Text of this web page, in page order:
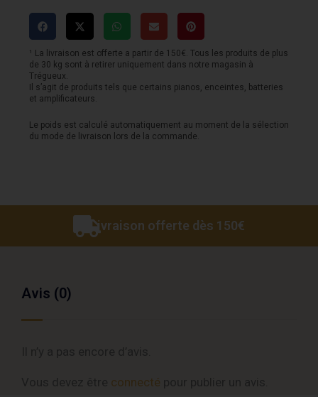
LINE6
Multieffets
Pod
Go
¹ La livraison est offerte a partir de 150€. Tous les produits de plus
de 30 kg sont à retirer uniquement dans notre magasin à
Trégueux.
Il s’agit de produits tels que certains pianos, enceintes, batteries
et amplificateurs.
Le poids est calculé automatiquement au moment de la sélection
du mode de livraison lors de la commande.
Livraison offerte dès 150€
Avis (0)
connecté